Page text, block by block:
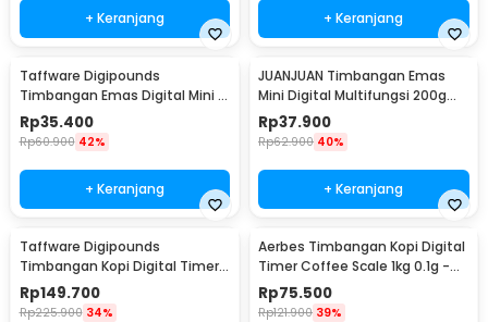
+ Keranjang + Keranjang
Taffware Digipounds
Timbangan Emas Digital Mini 7
Units 0.01g 500g - CX-88
Rp35.400
Rp60.900 42%
+ Keranjang
JUANJUAN Timbangan Emas
Mini Digital Multifungsi 200g
0.01g - ATP136
Rp37.900
Rp62.900 40%
+ Keranjang
Taffware Digipounds
Timbangan Kopi Digital Timer
Coffee Scale 2kg 0.1g - CN668
Rp149.700
Rp225.900 34%
Aerbes Timbangan Kopi Digital
Timer Coffee Scale 1kg 0.1g -
CX1000G
Rp75.500
Rp121.900 39%